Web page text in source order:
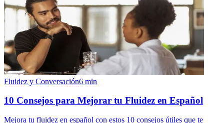
Fluidez y Conversación6 min
10 Consejos para Mejorar tu Fluidez en Español
Mejora tu fluidez en español con estos 10 consejos útiles que te